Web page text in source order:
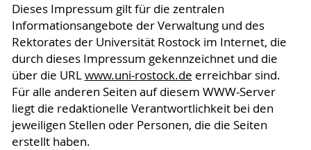
Dieses Impressum gilt für die zentralen
Informationsangebote der Verwaltung und des
Rektorates der Universität Rostock im Internet, die
durch dieses Impressum gekennzeichnet und die
über die URLwww.uni-rostock.de erreichbar sind.
Für alle anderen Seiten auf diesem WWW-Server
liegt die redaktionelle Verantwortlichkeit bei den
jeweiligen Stellen oder Personen, die die Seiten
erstellt haben.